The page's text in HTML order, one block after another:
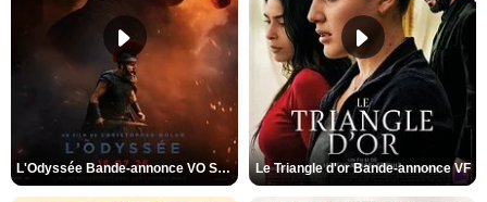
L'Odyssée Bande-annonce VO STFR Le Triangle d'or Bande-annonce VF